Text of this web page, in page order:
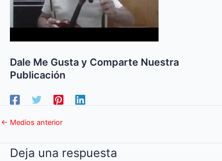
Dale Me Gusta y Comparte Nuestra
Publicación
← Medios anterior
Deja una respuesta